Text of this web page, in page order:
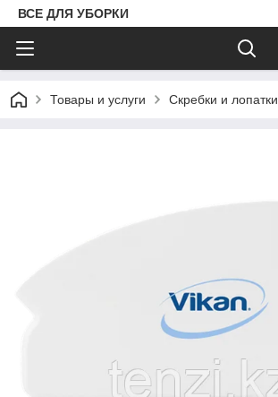
ВСЕ ДЛЯ УБОРКИ
Товары и услуги Скребки и лопатки